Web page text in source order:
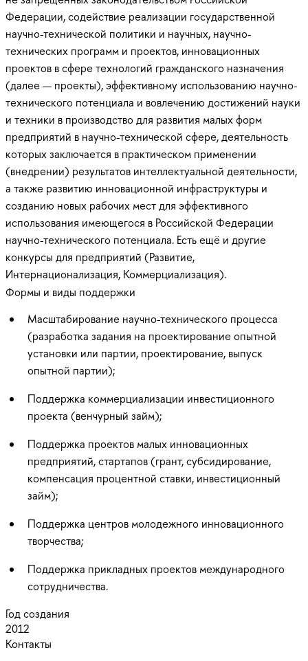
Федерации, содействие реализации государственной
научно-технической политики и научных, научно-
технических программ и проектов, инновационных
проектов в сфере технологий гражданского назначения
(далее — проекты), эффективному использованию научно-
технического потенциала и вовлечению достижений науки
и техники в производство для развития малых форм
предприятий в научно-технической сфере, деятельность
которых заключается в практическом применении
(внедрении) результатов интеллектуальной деятельности,
а также развитию инновационной инфраструктуры и
созданию новых рабочих мест для эффективного
использования имеющегося в Российской Федерации
научно-технического потенциала. Есть ещё и другие
конкурсы для предприятий (Развитие,
Интернационализация, Коммерциализация).
Формы и виды поддержки
Масштабирование научно-технического процесса
(разработка задания на проектирование опытной
установки или партии, проектирование, выпуск
опытной партии);
Поддержка коммерциализации инвестиционного
проекта (венчурный займ);
Поддержка проектов малых инновационных
предприятий, стартапов (грант, субсидирование,
компенсация процентной ставки, инвестиционный
займ);
Поддержка центров молодежного инновационного
творчества;
Поддержка прикладных проектов международного
сотрудничества.
Год создания
2012
Контакты